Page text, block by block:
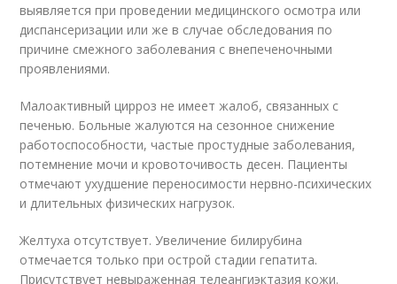
выявляется при проведении медицинского осмотра или
диспансеризации или же в случае обследования по
причине смежного заболевания с внепеченочными
проявлениями.
Малоактивный цирроз не имеет жалоб, связанных с
печенью. Больные жалуются на сезонное снижение
работоспособности, частые простудные заболевания,
потемнение мочи и кровоточивость десен. Пациенты
отмечают ухудшение переносимости нервно-психических
и длительных физических нагрузок.
Желтуха отсутствует. Увеличение билирубина
отмечается только при острой стадии гепатита.
Присутствует невыраженная телеангиэктазия кожи.